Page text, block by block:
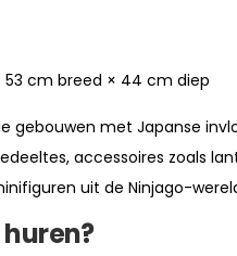
cm breed × 44 cm diep
gebouwen met Japanse
accessoires zoals
uit de Ninjago-